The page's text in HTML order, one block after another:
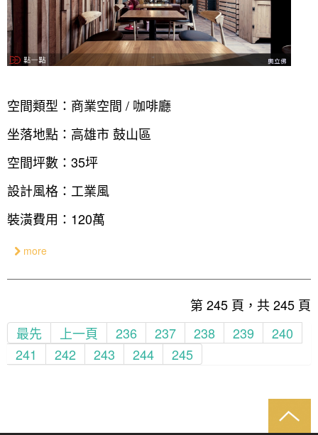
空間類型：商業空間 / 咖啡廳
坐落地點：高雄市 鼓山區
空間坪數：35坪
設計風格：工業風
裝潢費用：120萬
more
第 245 頁，共 245 頁
最先
上一頁 236 237 238 239
240
241
242 243 244 245